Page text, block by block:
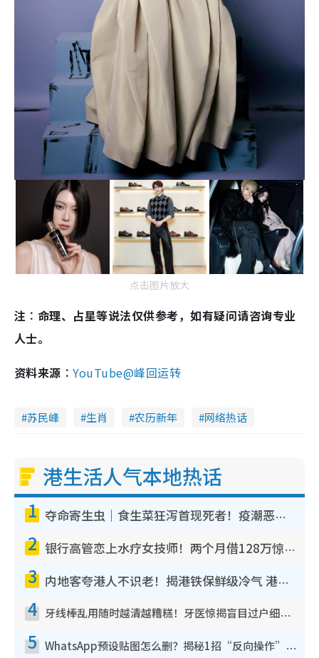
点击图片放大
注︰命理、占星等说法仅供参考，如有疑问请咨询专业
人士。
资料来源︰YouTube@峰回运转
苏民峰 生肖 农历新年 网络热话
港生活人气本地热话
1 夺命寄生虫｜食生菜狂泻首现死者！疫潮恶化录1.8万宗病例 揭洗菜3大谬误
2 银行高管恋上水疗女技师！两个月借128万惊觉“沉船”沉落火海 揭背后疑似邪教操控卖淫
3 内地客夸港人不识老！揭港铁保鲜级冷气 港人求放过：别投诉
4 牙线棒乱用随时越清越糟糕！牙医惊揭盲目过户细菌恐致蛀牙：这种才是日常真保养
5 WhatsApp预设贴图怎么删？揭秘1招“反向操作”还原简洁界面 附3步实测教程